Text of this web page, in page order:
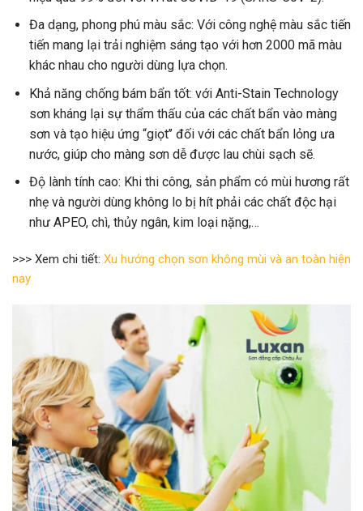
Đa dạng, phong phú màu sắc: Với công nghệ màu sắc tiến
tiến mang lại trải nghiệm sáng tạo với hơn 2000 mã màu
khác nhau cho người dùng lựa chọn.
Khả năng chống bám bẩn tốt: với Anti-Stain Technology
sơn kháng lại sự thẩm thấu của các chất bẩn vào màng
sơn và tạo hiệu ứng “giọt’’ đối với các chất bẩn lỏng ưa
nước, giúp cho màng sơn dễ được lau chùi sạch sẽ.
Độ lành tính cao: Khi thi công, sản phẩm có mùi hương rất
nhẹ và người dùng không lo bị hít phải các chất độc hại
như APEO, chì, thủy ngân, kim loại nặng,…
>>> Xem chi tiết: Xu hướng chọn sơn không mùi và an toàn hiện
nay